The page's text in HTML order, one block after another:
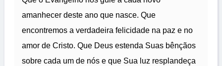
amanhecer deste ano que nasce. Que
encontremos a verdadeira felicidade na paz e no
amor de Cristo. Que Deus estenda Suas bênçãos
sobre cada um de nós e que Sua luz resplandeça